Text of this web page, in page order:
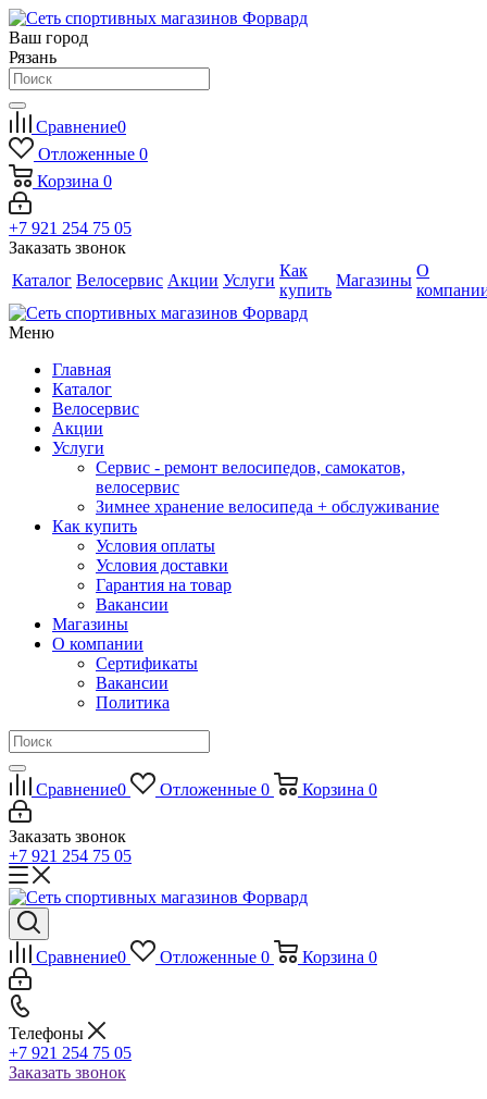
Ваш город
Рязань
Сравнение0
Отложенные 0
Корзина 0
+7 921 254 75 05
Заказать звонок
Каталог Велосервис Акции Услуги
Как
купить
Магазины
О
Меню
Главная
Каталог
Велосервис
Акции
Услуги
Сервис - ремонт велосипедов, самокатов,
велосервис
Зимнее хранение велосипеда + обслуживание
Как купить
Условия оплаты
Условия доставки
Гарантия на товар
Вакансии
Магазины
О компании
Сертификаты
Вакансии
Политика
Сравнение0 Отложенные 0 Корзина 0
Заказать звонок
+7 921 254 75 05
Сравнение0 Отложенные 0 Корзина 0
Телефоны
+7 921 254 75 05
Заказать звонок